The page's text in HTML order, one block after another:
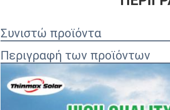
Συνιστώ προϊόντα
Περιγραφή των προϊόντων